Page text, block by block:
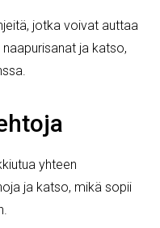
jotka voivat auttaa
ja katso,
yhteen
ja katso, mikä sopii